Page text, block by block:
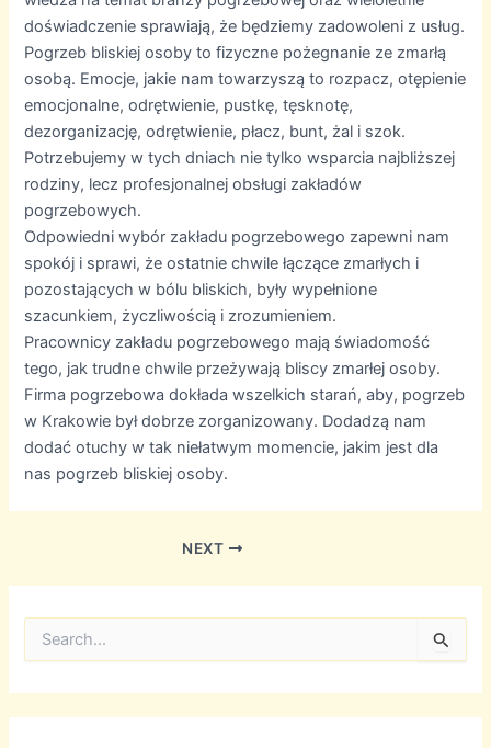
doświadczenie sprawiają, że będziemy zadowoleni z usług.
Pogrzeb bliskiej osoby to fizyczne pożegnanie ze zmarłą
osobą. Emocje, jakie nam towarzyszą to rozpacz, otępienie
emocjonalne, odrętwienie, pustkę, tęsknotę,
dezorganizację, odrętwienie, płacz, bunt, żal i szok.
Potrzebujemy w tych dniach nie tylko wsparcia najbliższej
rodziny, lecz profesjonalnej obsługi zakładów
pogrzebowych.
Odpowiedni wybór zakładu pogrzebowego zapewni nam
spokój i sprawi, że ostatnie chwile łączące zmarłych i
pozostających w bólu bliskich, były wypełnione
szacunkiem, życzliwością i zrozumieniem.
Pracownicy zakładu pogrzebowego mają świadomość
tego, jak trudne chwile przeżywają bliscy zmarłej osoby.
Firma pogrzebowa dokłada wszelkich starań, aby, pogrzeb
w Krakowie był dobrze zorganizowany. Dodadzą nam
dodać otuchy w tak niełatwym momencie, jakim jest dla
nas pogrzeb bliskiej osoby.
NEXT
r
c